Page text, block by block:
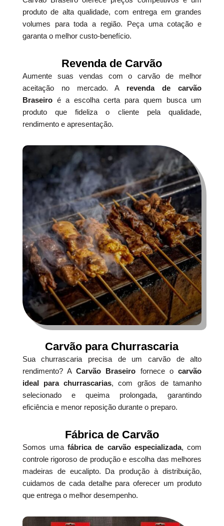
produto de alta qualidade, com entrega em grandes
volumes para toda a região. Peça uma cotação e
garanta o melhor custo-benefício.
Revenda de Carvão
Aumente suas vendas com o carvão de melhor
aceitação no mercado. A revenda de carvão
Braseiroé a escolha certa para quem busca um
produto que fideliza o cliente pela qualidade,
rendimento e apresentação.
Carvão para Churrascaria
Sua churrascaria precisa de um carvão de alto
rendimento? ACarvão Braseiro fornece ocarvão
ideal para churrascarias, com grãos de tamanho
selecionado e queima prolongada, garantindo
eficiência e menor reposição durante o preparo.
Fábrica de Carvão
Somos umafábrica de carvão especializada, com
controle rigoroso de produção e escolha das melhores
madeiras de eucalipto. Da produção à distribuição,
cuidamos de cada detalhe para oferecer um produto
que entrega o melhor desempenho.